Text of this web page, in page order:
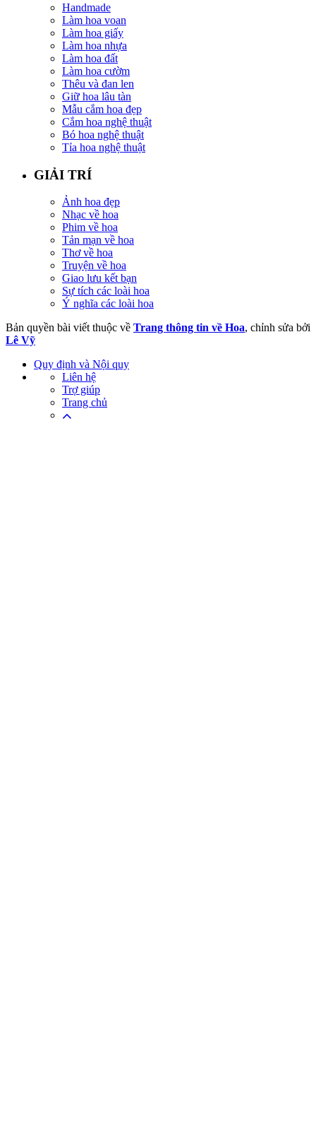
Handmade
Làm hoa voan
Làm hoa giấy
Làm hoa nhựa
Làm hoa đất
Làm hoa cườm
Thêu và đan len
Giữ hoa lâu tàn
Mẫu cắm hoa đẹp
Cắm hoa nghệ thuật
Bó hoa nghệ thuật
Tỉa hoa nghệ thuật
GIẢI TRÍ
Ảnh hoa đẹp
Nhạc về hoa
Phim về hoa
Tản mạn về hoa
Thơ về hoa
Truyện về hoa
Giao lưu kết bạn
Sự tích các loài hoa
Ý nghĩa các loài hoa
Bản quyền bài viết thuộc về Trang thông tin về Hoa, chỉnh sửa bởi
Lê Vỹ
Quy định và Nội quy
Liên hệ
Trợ giúp
Trang chủ